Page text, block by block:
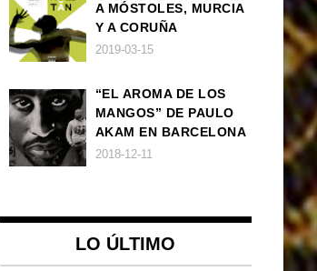
A MÓSTOLES, MURCIA
Y A CORUÑA
2019-03-15
“EL AROMA DE LOS
MANGOS” DE PAULO
AKAM EN BARCELONA
2018-12-11
LO ÚLTIMO